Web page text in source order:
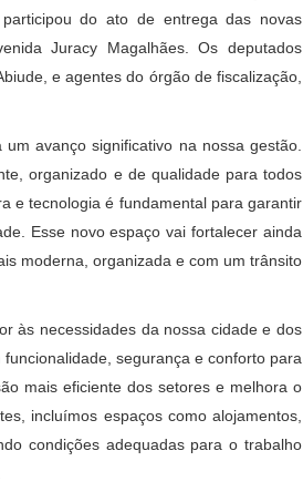
do ato de entrega das novas
Juracy Magalhães. Os deputados
e agentes do órgão de fiscalização,
avanço significativo na nossa gestão.
organizado e de qualidade para todos
e tecnologia é fundamental para garantir
Esse novo espaço vai fortalecer ainda
moderna, organizada e com um trânsito
às necessidades da nossa cidade e dos
segurança e conforto para
mais eficiente dos setores e melhora o
incluímos espaços como alojamentos,
condições adequadas para o trabalho